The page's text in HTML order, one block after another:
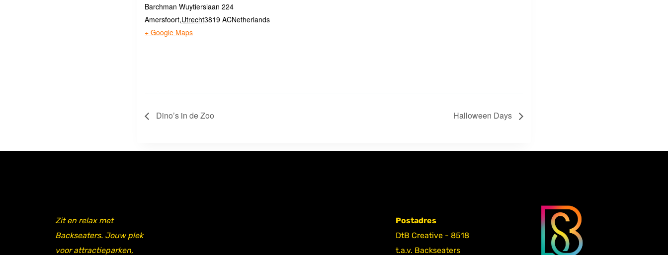
Barchman Wuytierslaan 224
Amersfoort,Utrecht3819 ACNetherlands
+ Google Maps
Dino’s in de Zoo Halloween Days
Zit en relax met
Backseaters. Jouw plek
voor attractieparken,
Postadres
DtB Creative - 8518
t.a.v. Backseaters